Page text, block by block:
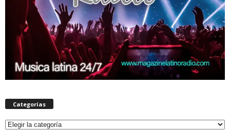
Categorías
Categorías